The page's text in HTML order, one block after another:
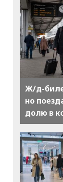
Ж/д-
но
долю в